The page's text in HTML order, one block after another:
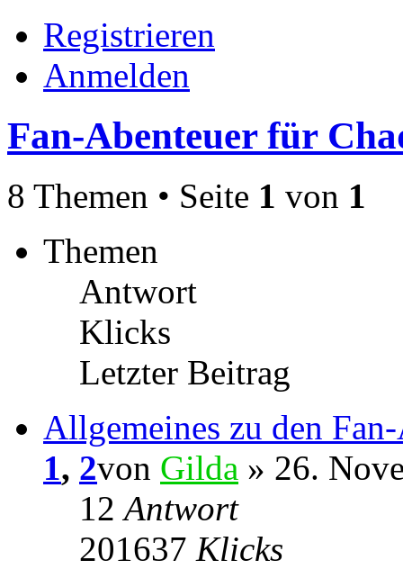
Registrieren
Anmelden
Fan-Abenteuer für
8 Themen • Seite 1 von 1
Themen
Antwort
Klicks
Letzter Beitrag
Allgemeines zu den
1, 2von Gilda » 26.
12Antwort
201637 Klicks